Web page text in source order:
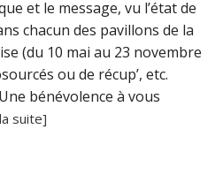
et le message, vu l’état de
chacun des pavillons de la
(du 10 mai au 23 novembre
ou de récup’, etc.
Une bénévolence à vous
suite]